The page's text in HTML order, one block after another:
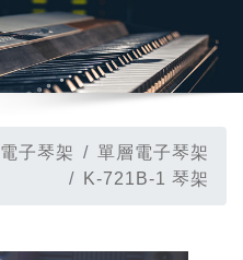
電子琴架
單層電子琴架
K-721B-1 琴架